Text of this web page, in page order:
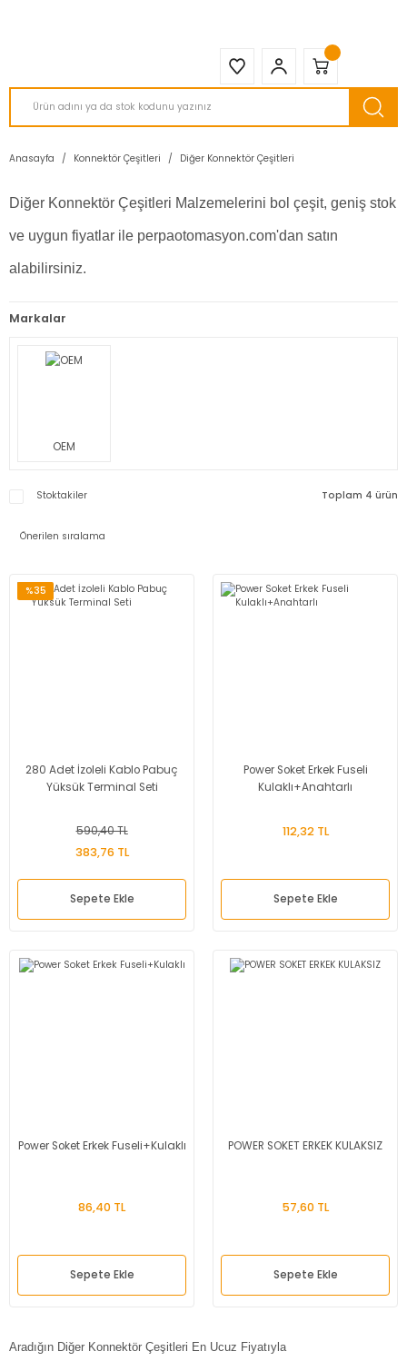
Anasayfa Konnektör Çeşitleri Diğer Konnektör Çeşitleri
Diğer Konnektör Çeşitleri Malzemelerini bol çeşit, geniş stok
ve uygun fiyatlar ile perpaotomasyon.com'dan satın
alabilirsiniz.
Markalar
OEM
Stoktakiler Toplam 4 ürün
%35
280 Adet İzoleli Kablo Pabuç
Yüksük Terminal Seti
590,40 TL
383,76 TL
Sepete Ekle
Power Soket Erkek Fuseli
Kulaklı+Anahtarlı
112,32 TL
Sepete Ekle
Power Soket Erkek Fuseli+Kulaklı
86,40 TL
Sepete Ekle
POWER SOKET ERKEK KULAKSIZ
57,60 TL
Sepete Ekle
Aradığın Diğer Konnektör Çeşitleri En Ucuz Fiyatıyla